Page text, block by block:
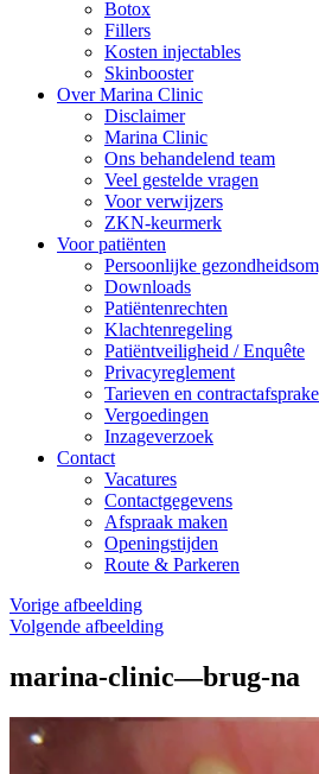
Botox
Fillers
Kosten injectables
Skinbooster
Over Marina Clinic
Disclaimer
Marina Clinic
Ons behandelend team
Veel gestelde vragen
Voor verwijzers
ZKN-keurmerk
Voor patiënten
Persoonlijke
Downloads
Patiëntenrechten
Klachtenregeling
Patiëntveiligheid / Enquête
Privacyreglement
Tarieven en
Vergoedingen
Inzageverzoek
Contact
Vacatures
Contactgegevens
Afspraak maken
Openingstijden
Route & Parkeren
Vorige afbeelding
Volgende afbeelding
marina-clinic—brug-na